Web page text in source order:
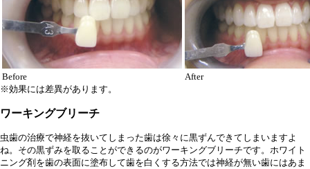
Before
After
※効果には差異があります。
ワーキングブリーチ
虫歯の治療で神経を抜いてしまった歯は徐々に黒ずんできてしまいますよ
ね。その黒ずみを取ることができるのがワーキングブリーチです。ホワイト
ニング剤を歯の表面に塗布して歯を白くする方法では神経が無い歯にはあま